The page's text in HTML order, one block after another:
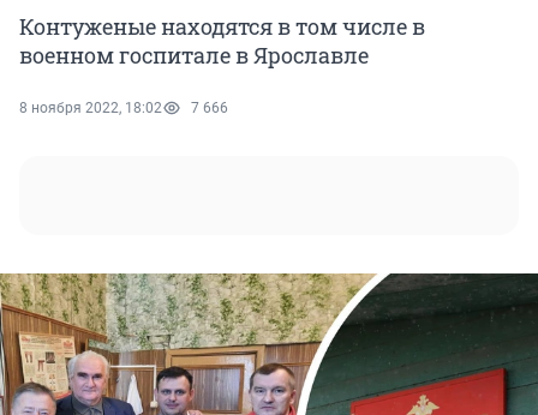
Контуженые находятся в том числе в
военном госпитале в Ярославле
8 ноября 2022, 18:02 7 666